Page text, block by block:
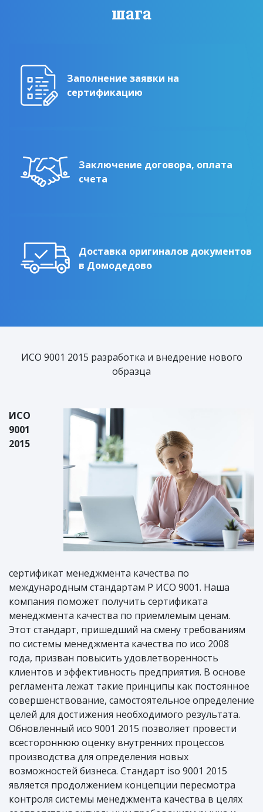
шага
Заполнение заявки на
сертификацию
Заключение договора, оплата
счета
Доставка оригиналов документов
в Домодедово
ИСО 9001 2015 разработка и внедрение нового
образца
ИСО
9001
2015
сертификат менеджмента качества по
международным стандартам Р ИСО 9001. Наша
компания поможет получить сертификата
менеджмента качества по приемлемым ценам.
Этот стандарт, пришедший на смену требованиям
по системы менеджмента качества по исо 2008
года, призван повысить удовлетворенность
клиентов и эффективность предприятия. В основе
регламента лежат такие принципы как постоянное
совершенствование, самостоятельное определение
целей для достижения необходимого результата.
Обновленный исо 9001 2015 позволяет провести
всестороннюю оценку внутренних процессов
производства для определения новых
возможностей бизнеса. Стандарт iso 9001 2015
является продолжением концепции пересмотра
контроля системы менеджмента качества в целях